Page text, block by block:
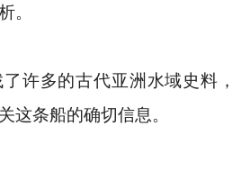
。
许多的古代亚洲水域史料，
这条船的确切信息。